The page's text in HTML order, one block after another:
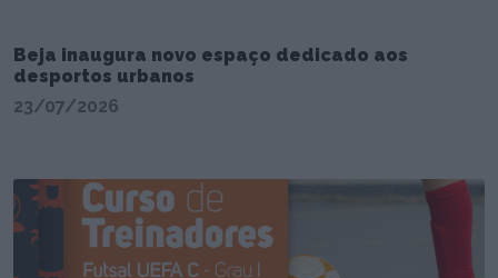
Beja inaugura novo espaço dedicado aos
desportos urbanos
23/07/2026